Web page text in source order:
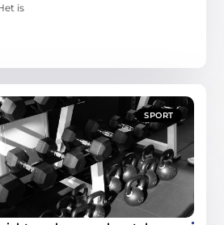
is
SPORT